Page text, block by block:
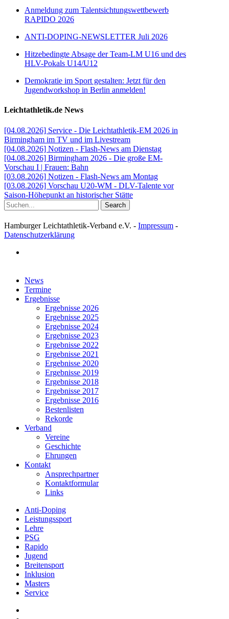
Anmeldung zum Talentsichtungswettbewerb
RAPIDO 2026
ANTI-DOPING-NEWSLETTER Juli 2026
Hitzebedingte Absage der Team-LM U16 und des
HLV-Pokals U14/U12
Demokratie im Sport gestalten: Jetzt für den
Jugendworkshop in Berlin anmelden!
Leichtathletik.de News
[04.08.2026] Service - Die Leichtathletik-EM 2026 in
Birmingham im TV und im Livestream
[04.08.2026] Notizen - Flash-News am Dienstag
[04.08.2026] Birmingham 2026 - Die große EM-
Vorschau I | Frauen: Bahn
[03.08.2026] Notizen - Flash-News am Montag
[03.08.2026] Vorschau U20-WM - DLV-Talente vor
Saison-Höhepunkt an historischer Stätte
Search
Hamburger Leichtathletik-Verband e.V. - Impressum -
Datenschutzerklärung
Close
Menu
News
Termine
Ergebnisse
Ergebnisse 2026
Ergebnisse 2025
Ergebnisse 2024
Ergebnisse 2023
Ergebnisse 2022
Ergebnisse 2021
Ergebnisse 2020
Ergebnisse 2019
Ergebnisse 2018
Ergebnisse 2017
Ergebnisse 2016
Bestenlisten
Rekorde
Verband
Vereine
Geschichte
Ehrungen
Kontakt
Ansprechpartner
Kontaktformular
Links
Anti-Doping
Leistungssport
Lehre
PSG
Rapido
Jugend
Breitensport
Inklusion
Masters
Service